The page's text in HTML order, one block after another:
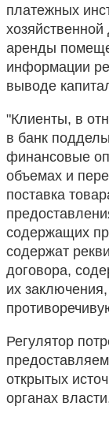
платежных
аренды
информации
выводе
"Клиенты, в
в банк
финансовые
объемах и
поставка
содержащих
содержат
договора,
их
Регулятор
открытых
органах